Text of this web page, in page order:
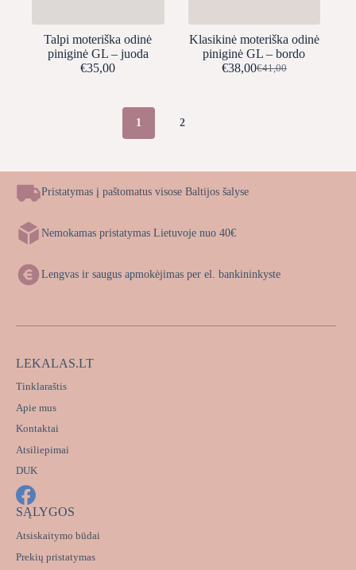
Talpi moteriška odinė
piniginė GL – juoda
€35,00
Klasikinė moteriška odinė
piniginė GL – bordo
€41,00
Original
€38,00Current
1 2
Pristatymas į paštomatus visose Baltijos šalyse
Nemokamas pristatymas Lietuvoje nuo 40€
Lengvas ir saugus apmokėjimas per el. bankininkyste
LEKALAS.LT
Tinklaraštis
Apie mus
Kontaktai
Atsiliepimai
DUK
SĄLYGOS
Atsiskaitymo būdai
Prekių pristatymas